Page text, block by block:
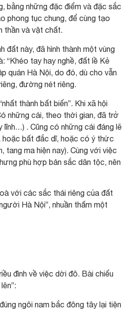
bằng những đặc điểm và đặc sắc
phong tục chung, để cùng tạo
thần và vật chất.
đất này, đã hình thành một vùng
“Khéo tay hay nghề, đất lề Kẻ
quán Hà Nội, do đó, dù cho vẫn
đường nét riêng.
thành bất biến”. Khi xã hội
những cái, theo thời gian, đã trở
lĩnh…) . Cũng có những cái đáng lẽ
hoặc bất đắc dĩ, hoặc có ý thức
ma hiện nay). Cùng với việc
phù hợp bản sắc dân tộc, nên
với các sắc thái riêng của đất
Hà Nội”, nhuần thấm một
đình về việc dời đô. Bài chiếu
ngôi nam bắc đông tây lại tiện